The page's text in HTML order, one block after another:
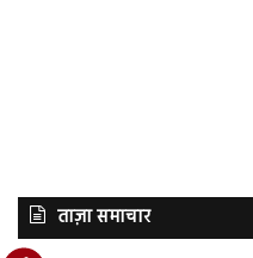
ताज़ा समाचार